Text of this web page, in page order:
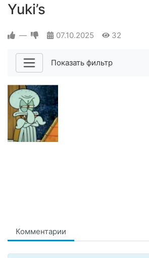
Yuki’s
— 07.10.2025 32
Показать фильтр
Комментарии